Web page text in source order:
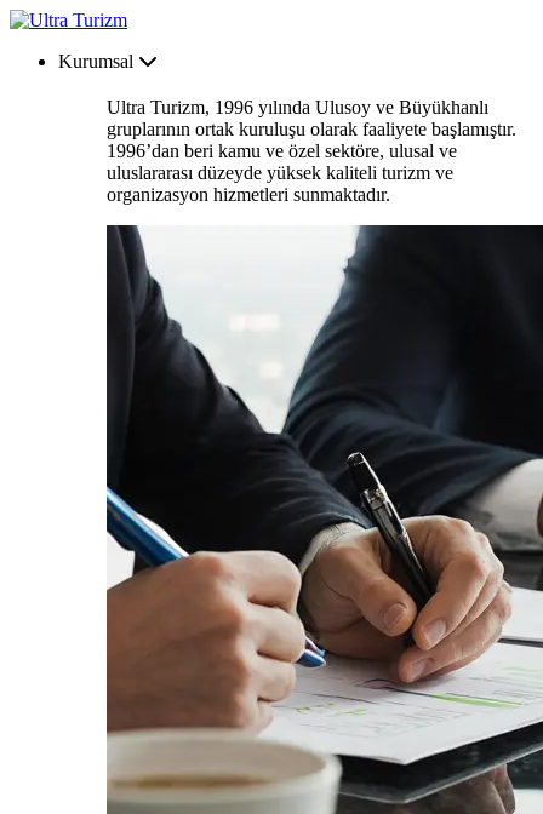
Kurumsal
Ultra Turizm, 1996 yılında Ulusoy ve Büyükhanlı
gruplarının ortak kuruluşu olarak faaliyete başlamıştır.
1996’dan beri kamu ve özel sektöre, ulusal ve
uluslararası düzeyde yüksek kaliteli turizm ve
organizasyon hizmetleri sunmaktadır.